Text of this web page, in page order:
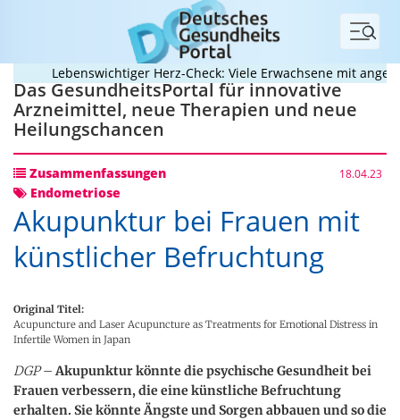
Menü
Lebenswichtiger Herz-Check: Viele Erwachsene mit
Das GesundheitsPortal für innovative
Arzneimittel, neue Therapien und neue
Heilungschancen
Zusammenfassungen 18.04.23
Endometriose
Akupunktur bei Frauen mit
künstlicher Befruchtung
Original Titel:
Acupuncture and Laser Acupuncture as Treatments for Emotional Distress in
Infertile Women in Japan
DGP–Akupunktur könnte die psychische Gesundheit bei
Frauen verbessern, die eine künstliche Befruchtung
erhalten. Sie könnte Ängste und Sorgen abbauen und so die